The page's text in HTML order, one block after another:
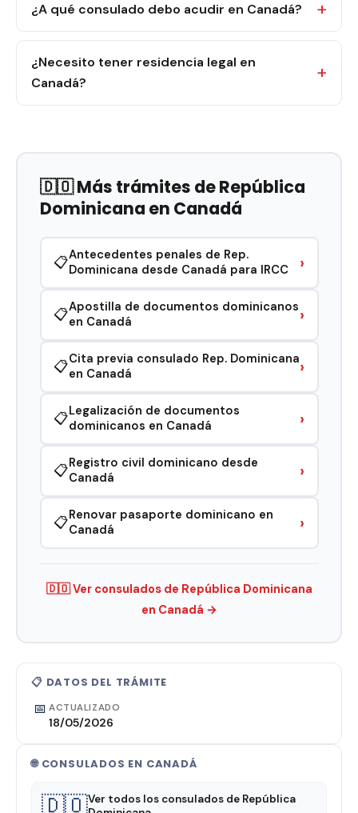
📋 DATOS DEL TRÁMITE
📅 ACTUALIZADO
18/05/2026
🌐 CONSULADOS EN CANADÁ
🇩🇴Ver todos los consulados de República
¿A qué consulado debo acudir en Canadá?
¿Necesito tener residencia legal en
Canadá?
🇩🇴 Más trámites de República
Dominicana en Canadá
📋Antecedentes penales de Rep.
Dominicana desde Canadá para IRCC
›
📋Apostilla de documentos dominicanos
en Canadá
›
📋Cita previa consulado Rep. Dominicana
en Canadá
›
📋Legalización de documentos
dominicanos en Canadá
›
📋Registro civil dominicano desde
Canadá
›
📋Renovar pasaporte dominicano en
Canadá
›
🇩🇴 Ver consulados de República Dominicana
en Canadá →